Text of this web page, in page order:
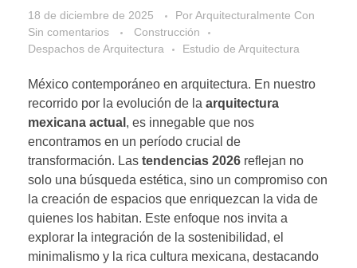
18 de diciembre de 2025 PorArquitecturalmente Con
Sin comentarios
Construcción
Despachos de Arquitectura
Estudio de Arquitectura
México contemporáneo en arquitectura. En nuestro
recorrido por la evolución de la arquitectura
mexicana actual , es innegable que nos
encontramos en un período crucial de
transformación. Las tendencias 2026 reflejan no
solo una búsqueda estética, sino un compromiso con
la creación de espacios que enriquezcan la vida de
quienes los habitan. Este enfoque nos invita a
explorar la integración de la sostenibilidad, el
minimalismo y la rica cultura mexicana, destacando